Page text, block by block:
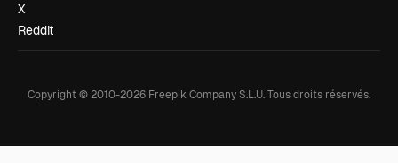
X
Reddit
Copyright © 2010-2026 Freepik Company S.L.U.Tous droits réservés.